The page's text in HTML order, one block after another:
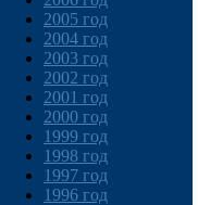
2005 год
2004 год
2003 год
2002 год
2001 год
2000 год
1999 год
1998 год
1997 год
1996 год